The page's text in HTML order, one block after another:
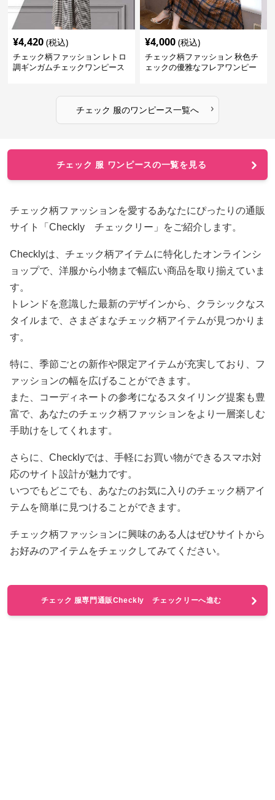
¥4,420 (税込)
チェック柄ファッション レトロ
調ギンガムチェックワンピース
¥4,000 (税込)
チェック柄ファッション 秋色チ
ェックの優雅なフレアワンピー
チェック 服のワンピース一覧へ ›
チェック 服 ワンピースの一覧を見る
チェック柄ファッションを愛するあなたにぴったりの通販
サイト「Checkly チェックリー」をご紹介します。
Checklyは、チェック柄アイテムに特化したオンラインシ
ョップで、洋服から小物まで幅広い商品を取り揃えていま
す。
トレンドを意識した最新のデザインから、クラシックなス
タイルまで、さまざまなチェック柄アイテムが見つかりま
す。
特に、季節ごとの新作や限定アイテムが充実しており、フ
ァッションの幅を広げることができます。
また、コーディネートの参考になるスタイリング提案も豊
富で、あなたのチェック柄ファッションをより一層楽しむ
手助けをしてくれます。
さらに、Checklyでは、手軽にお買い物ができるスマホ対
応のサイト設計が魅力です。
いつでもどこでも、あなたのお気に入りのチェック柄アイ
テムを簡単に見つけることができます。
チェック柄ファッションに興味のある人はぜひサイトから
お好みのアイテムをチェックしてみてください。
チェック 服専門通販Checkly チェックリーへ進む